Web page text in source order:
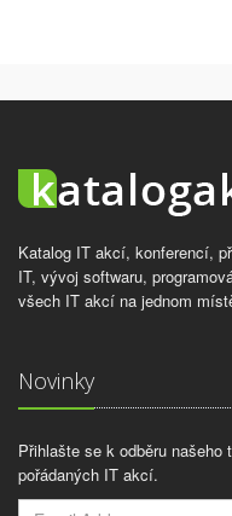
Katalog IT akcí, konferencí,
IT, vývoj softwaru,
všech IT akcí na jednom
Novinky
Přihlašte se k odběru našeho
pořádaných IT akcí.